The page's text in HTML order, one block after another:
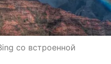
со встроенной